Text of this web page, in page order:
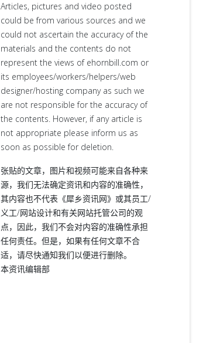
Articles, pictures and video posted
could be from various sources and we
could not ascertain the accuracy of the
materials and the contents do not
represent the views of ehornbill.com or
its employees/workers/helpers/web
designer/hosting company as such we
are not responsible for the accuracy of
the contents. However, if any article is
not appropriate please inform us as
soon as possible for deletion.
张贴的文章，图片和视频可能来自各种来
源，我们无法确定资讯和内容的准确性，
其内容也不代表《犀乡资讯网》或其员工/
义工/网站设计和有关网站托管公司的观
点，因此，我们不会对内容的准确性承担
任何责任。但是，如果有任何文章不合
适，请尽快通知我们以便进行删除。
本资讯编辑部